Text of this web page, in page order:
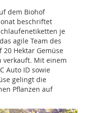
dem Biohof
beschriftet
je
agile Team des
Hektar Gemüse
verkauft. Mit einem
Auto ID sowie
gelingt die
Pflanzen auf